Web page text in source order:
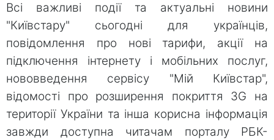
Всі важливі події та актуальні новини
"Київстару" сьогодні для українців,
повідомлення про нові тарифи, акції на
підключення інтернету і мобільних послуг,
нововведення сервісу "Мій Київстар",
відомості про розширення покриття 3G на
території України та інша корисна інформація
завжди доступна читачам порталу РБК-